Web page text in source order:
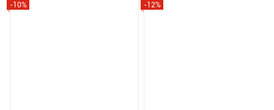
-10% -12%